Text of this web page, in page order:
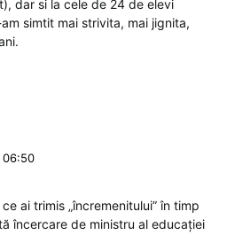
dar si la cele de 24 de elevi
simtit mai strivita, mai jignita,
06:50
ai trimis „încremenitului” în timp
încercare de ministru al educației